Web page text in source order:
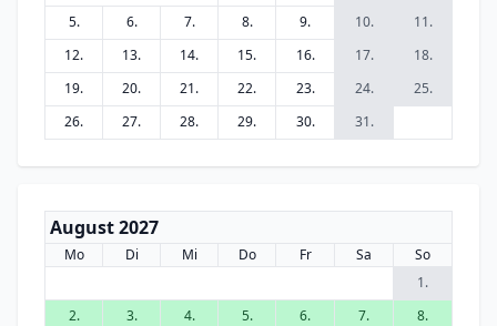
5.
6. 7. 8. 9. 10.
11.
12.
13. 14. 15. 16. 17.
18.
19.
20. 21. 22. 23. 24.
25.
26.
27. 28. 29. 30. 31.
August 2027
Mo Di Mi Do Fr Sa
So
1.
2.
3. 4. 5. 6. 7.
8.